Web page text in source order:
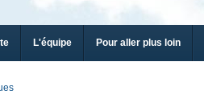
L'équipe Pour aller plus loin